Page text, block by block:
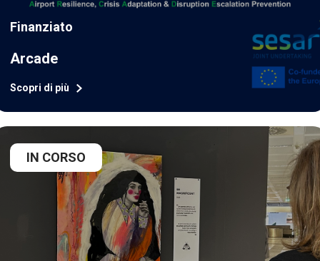
Finanziato
Arcade
Scopri di più
IN CORSO